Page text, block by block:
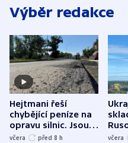
Výběr redakce
Hejtmani řeší
chybějící peníze na
opravu silnic. Jsou
nenárokové, namítá
včera před 8 h
trh,
včera